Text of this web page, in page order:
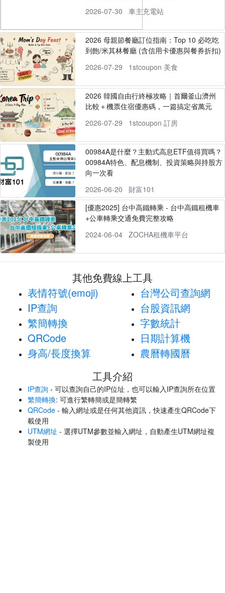
2026-07-30
車主充電站
2026 母親節餐廳訂位指南：Top 10 必吃吃
到飽/米其林餐廳 (含信用卡優惠與餐券折扣)
2026-07-29
1stcoupon 美食
2026 韓國自由行終極攻略｜首爾釜山濟州
比較＋機票住宿優惠碼，一篇搞定省萬元
2026-07-29
1stcoupon 訂房
00984A是什麼？主動式高息ETF值得買嗎？
00984A特色、配息機制、投資策略與持股方
向一次看
2026-06-20
財富101
[優惠2025] 台中高鐵轉乘 - 台中高鐵租機車
+公車轉乘交通免費完整攻略
2024-06-04
ZOCHA租機車平台
其他免費線上工具
表情符號(emoji)
IP查詢
繁簡轉換
QRCode
身高/長度換算
台灣公司查詢網
台股資訊網
字數統計
日期計算機
農曆轉國曆
工具介紹
IP查詢 - 可以查詢自己的IP位址，也可以輸入IP查詢所在位置
繁簡轉換: 可進行繁轉簡或是簡轉繁
QRCode - 輸入網址或是任何其他資訊，快速產生QRCode下
載使用
UTM網址 - 選擇UTM參數並輸入網址，自動產生UTM網址複
製使用